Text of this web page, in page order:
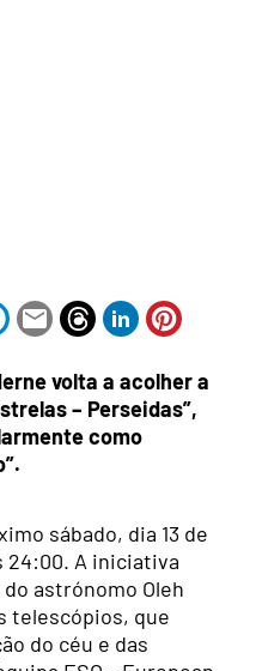
volta a acolher a
– Perseidas”,
como
sábado, dia 13 de
24:00. A iniciativa
astrónomo Oleh
telescópios, que
do céu e das